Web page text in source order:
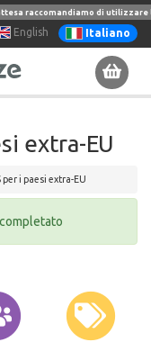
raccomandiamo di utilizzare
English Italiano
extra-EU
per i paesi extra-EU